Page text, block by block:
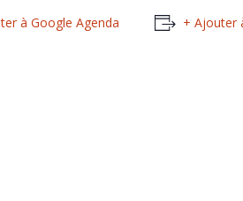
à Google Agenda
+ Ajouter